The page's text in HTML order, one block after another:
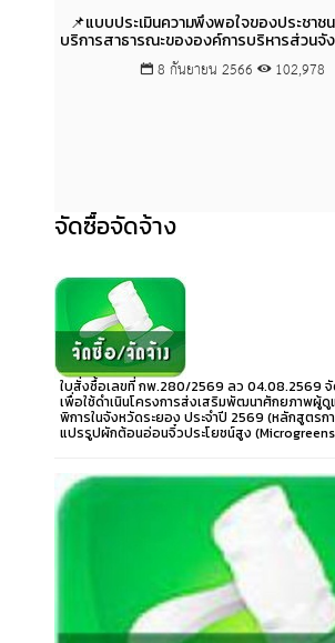
📌แบบประเมินความพึงพอใจของประชาช
บริการสาธารณะขององค์การบริหารส่วนจั
8 กันยายน 2566 102,978
จัดซื้อจัดจ้าง
ใบสั่งซื้อเลขที่ กพ.280/2569 ลว 04.08.2569
เพื่อใช้ดำเนินโครงการส่งเสริมพัฒนาศักยภาพผู้
พิการในจังหวัดระยอง ประจำปี 2569 (หลักสูตรก
แปรรูปผักต้อนอ่อนจิ๋วประโยชน์สูง